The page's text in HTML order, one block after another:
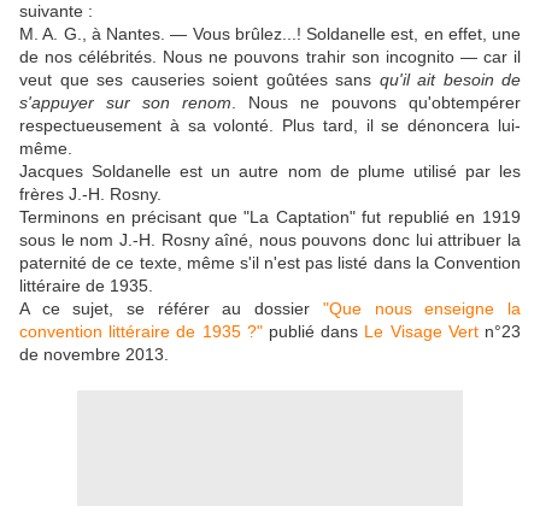
suivante :
M. A. G., à Nantes. — Vous brûlez...! Soldanelle est, en effet, une
de nos célébrités. Nous ne pouvons trahir son incognito — car il
veut que ses causeries soient goûtées sans qu'il ait besoin de
s'appuyer sur son renom . Nous ne pouvons qu'obtempérer
respectueusement à sa volonté. Plus tard, il se dénoncera lui-
même.
Jacques Soldanelle est un autre nom de plume utilisé par les
frères J.-H. Rosny.
Terminons en précisant que "La Captation" fut republié en 1919
sous le nom J.-H. Rosny aîné, nous pouvons donc lui attribuer la
paternité de ce texte, même s'il n'est pas listé dans la Convention
littéraire de 1935.
A ce sujet, se référer au dossier "Que nous enseigne la
convention littéraire de 1935 ?"publié dans Le Visage Vertn°23
de novembre 2013.